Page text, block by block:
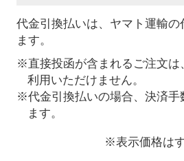
代金引換払いは、ヤマト運輸の
ます。
※直接投函が含まれるご注文は
利用いただけません。
※代金引換払いの場合、決済手
ます。
※表示価格は